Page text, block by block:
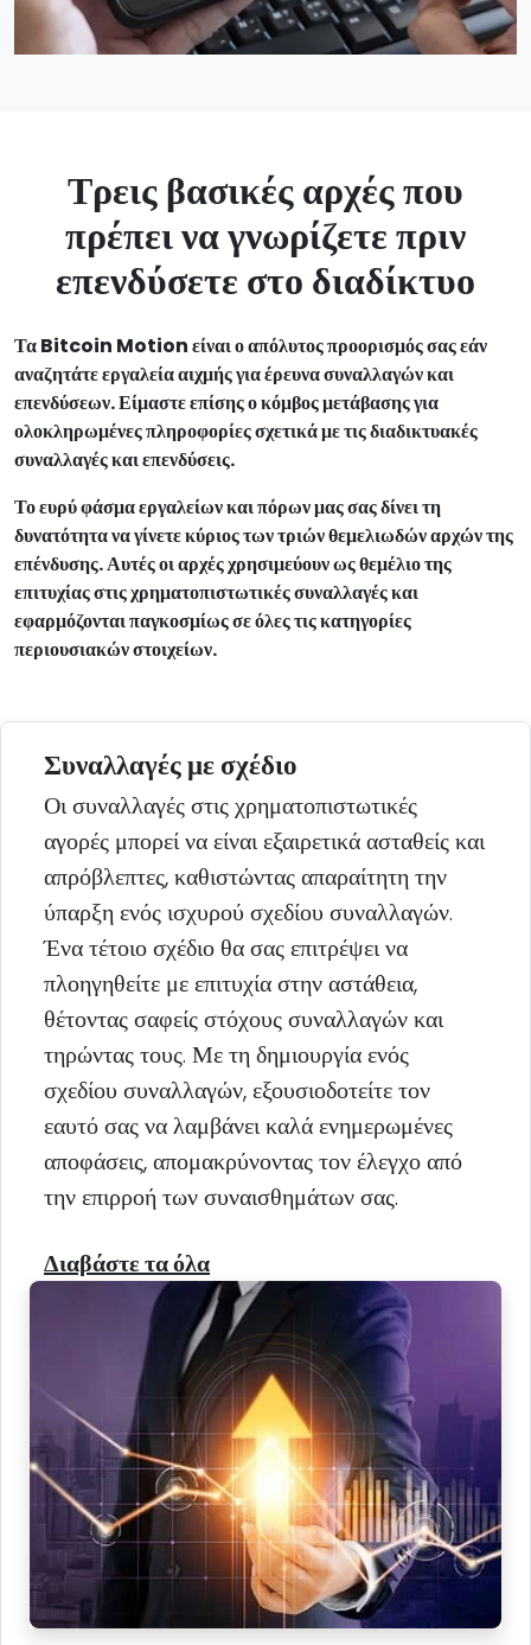
Τρεις βασικές αρχές που
πρέπει να γνωρίζετε πριν
επενδύσετε στο διαδίκτυο
Τα Bitcoin Motion είναι ο απόλυτος προορισμός σας εάν
αναζητάτε εργαλεία αιχμής για έρευνα συναλλαγών και
επενδύσεων. Είμαστε επίσης ο κόμβος μετάβασης για
ολοκληρωμένες πληροφορίες σχετικά με τις διαδικτυακές
συναλλαγές και επενδύσεις.
Το ευρύ φάσμα εργαλείων και πόρων μας σας δίνει τη
δυνατότητα να γίνετε κύριος των τριών θεμελιωδών αρχών της
επένδυσης. Αυτές οι αρχές χρησιμεύουν ως θεμέλιο της
επιτυχίας στις χρηματοπιστωτικές συναλλαγές και
εφαρμόζονται παγκοσμίως σε όλες τις κατηγορίες
περιουσιακών στοιχείων.
Συναλλαγές με σχέδιο
Οι συναλλαγές στις χρηματοπιστωτικές
αγορές μπορεί να είναι εξαιρετικά ασταθείς και
απρόβλεπτες, καθιστώντας απαραίτητη την
ύπαρξη ενός ισχυρού σχεδίου συναλλαγών.
Ένα τέτοιο σχέδιο θα σας επιτρέψει να
πλοηγηθείτε με επιτυχία στην αστάθεια,
θέτοντας σαφείς στόχους συναλλαγών και
τηρώντας τους. Με τη δημιουργία ενός
σχεδίου συναλλαγών, εξουσιοδοτείτε τον
εαυτό σας να λαμβάνει καλά ενημερωμένες
αποφάσεις, απομακρύνοντας τον έλεγχο από
την επιρροή των συναισθημάτων σας.
Διαβάστε τα όλα